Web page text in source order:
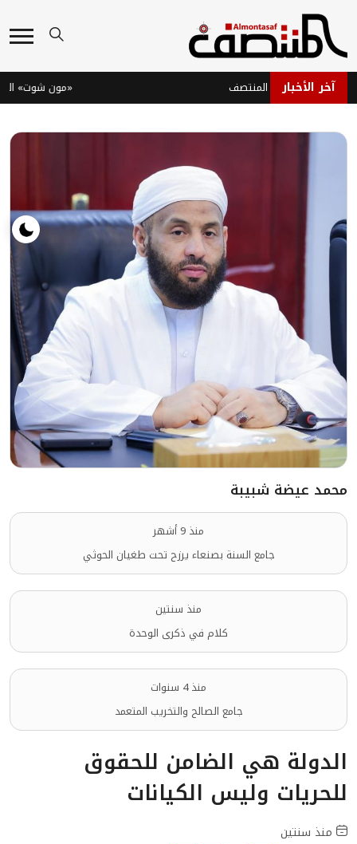
آخر الأخبار
محمد عيضة شبيبة
منذ 9 أشهر
جامع السنة بصنعاء يرزح تحت طغيان الحوثي
منذ سنتين
كلام في ذكرى الوحدة
منذ 4 سنوات
جامع الصالح والتخريب المتعمد
الدولة هي الضامن للحقوق
للحريات وليس الكيانات
منذ سنتين